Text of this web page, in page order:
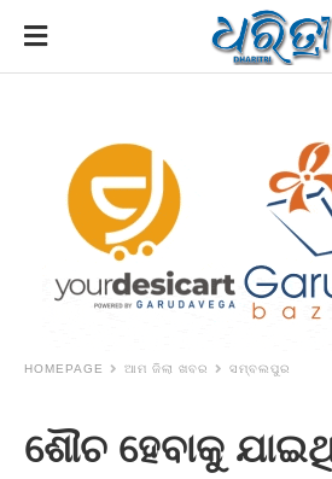
HOMEPAGE ଆମ ଜିଲା ଖବର ସମ୍ବଲପୁର
ଶୌଚ ହେବାକୁ